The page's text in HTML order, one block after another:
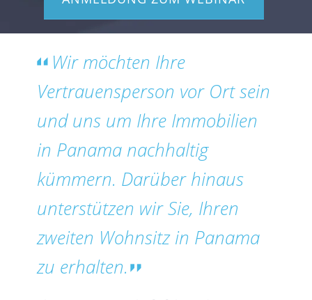
Wir möchten Ihre
Vertrauensperson vor Ort sein
und uns um Ihre Immobilien
in Panama nachhaltig
kümmern. Darüber hinaus
unterstützen wir Sie, Ihren
zweiten Wohnsitz in Panama
zu erhalten.